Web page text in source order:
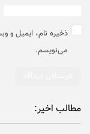
ذخیره نام، ایمیل و
می‌نویسم.
مطالب اخیر: